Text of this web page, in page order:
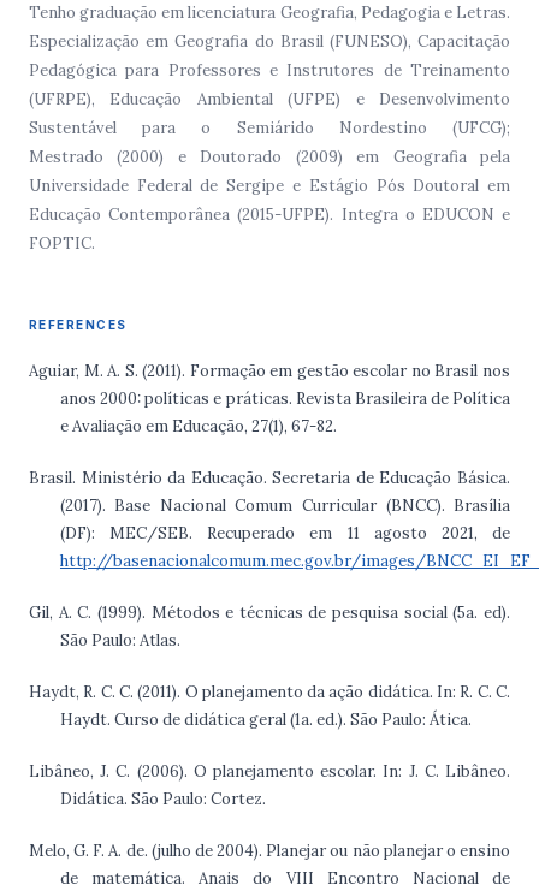
Tenho graduação em licenciatura Geografia, Pedagogia e Letras.
Especialização em Geografia do Brasil (FUNESO), Capacitação
Pedagógica para Professores e Instrutores de Treinamento
(UFRPE), Educação Ambiental (UFPE) e Desenvolvimento
Sustentável para o Semiárido Nordestino (UFCG);
Mestrado (2000) e Doutorado (2009) em Geografia pela
Universidade Federal de Sergipe e Estágio Pós Doutoral em
Educação Contemporânea (2015-UFPE). Integra o EDUCON e
FOPTIC.
REFERENCES
Aguiar, M. A. S. (2011). Formação em gestão escolar no Brasil nos
anos 2000: políticas e práticas. Revista Brasileira de Política
e Avaliação em Educação, 27(1), 67-82.
Brasil. Ministério da Educação. Secretaria de Educação Básica.
(2017). Base Nacional Comum Curricular (BNCC). Brasília
(DF): MEC/SEB. Recuperado em 11 agosto 2021, de
http://basenacionalcomum.mec.gov.br/images/
Gil, A. C. (1999). Métodos e técnicas de pesquisa social (5a. ed).
São Paulo: Atlas.
Haydt, R. C. C. (2011). O planejamento da ação didática. In: R. C. C.
Haydt. Curso de didática geral (1a. ed.). São Paulo: Ática.
Libâneo, J. C. (2006). O planejamento escolar. In: J. C. Libâneo.
Didática. São Paulo: Cortez.
Melo, G. F. A. de. (julho de 2004). Planejar ou não planejar o ensino
de matemática. Anais do VIII Encontro Nacional de